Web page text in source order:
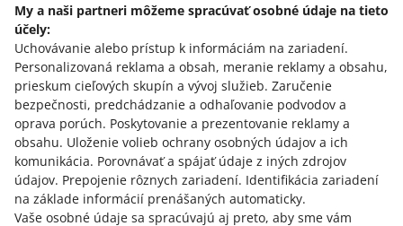
My a naši partneri môžeme spracúvať osobné údaje na tieto
účely:
Uchovávanie alebo prístup k informáciám na zariadení.
Personalizovaná reklama a obsah, meranie reklamy a obsahu,
prieskum cieľových skupín a vývoj služieb. Zaručenie
bezpečnosti, predchádzanie a odhaľovanie podvodov a
oprava porúch. Poskytovanie a prezentovanie reklamy a
obsahu. Uloženie volieb ochrany osobných údajov a ich
komunikácia. Porovnávať a spájať údaje z iných zdrojov
údajov. Prepojenie rôznych zariadení. Identifikácia zariadení
na základe informácií prenášaných automaticky.
Vaše osobné údaje sa spracúvajú aj preto, aby sme vám
kontakte, poskytnú vám všetku potrebnú podporu a
odpovedia na vaše otázky.
Viac informácií o službe One Fulfillment by Allegro.
Potrebujete pomoc?
KONTAKTUJTE NÁS